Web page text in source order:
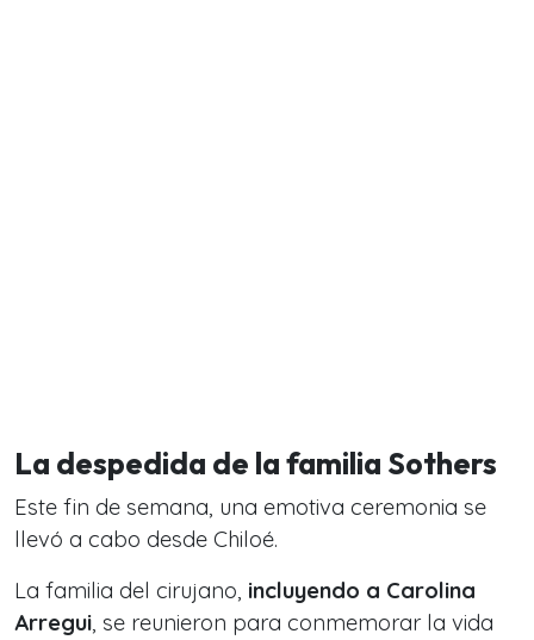
La despedida de la familia Sothers
Este fin de semana, una emotiva ceremonia se
llevó a cabo desde Chiloé.
La familia del cirujano, incluyendo a Carolina
Arregui, se reunieron para conmemorar la vida